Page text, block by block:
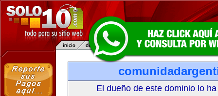
El dueño de este dominio lo